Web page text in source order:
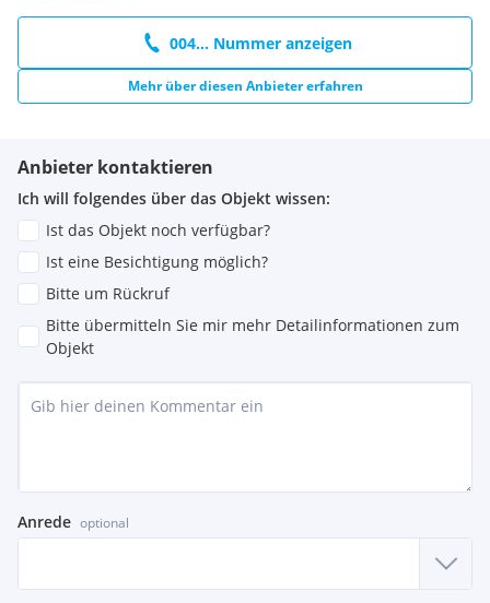
004... Nummer anzeigen
Mehr über diesen Anbieter erfahren
Anbieter kontaktieren
Ich will folgendes über das Objekt wissen:
Ist das Objekt noch verfügbar?
Ist eine Besichtigung möglich?
Bitte um Rückruf
Bitte übermitteln Sie mir mehr Detailinformationen zum
Objekt
Anrede optional